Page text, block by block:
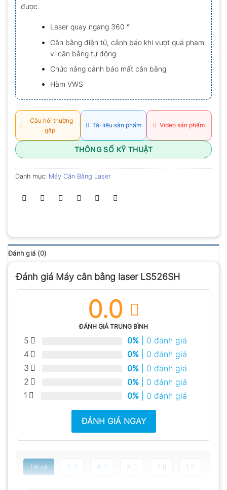
được.
Laser quay ngang 360 °
Cân bằng điện tử, cảnh báo khi vượt quá phạm
vi cân bằng tự động
Chức năng cảnh báo mất cân bằng
Hàm VWS
Câu hỏi thường
gặp
Tài liệu sản phẩm Video sản phẩm
THÔNG SỐ KỸ THUẬT
Danh mục: Máy Cân Bằng Laser
Đánh giá (0)
Đánh giá Máy cân bằng laser LS526SH
0.0
ĐÁNH GIÁ TRUNG BÌNH
5 0% | 0 đánh giá
4
0% | 0 đánh giá
3
0% | 0 đánh giá
2
0% | 0 đánh giá
1
0% | 0 đánh giá
ĐÁNH GIÁ NGAY
Tất cả 5 4 3 2 1